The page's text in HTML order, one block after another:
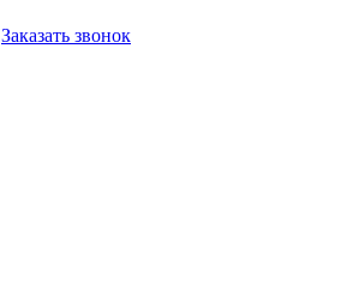
Заказать звонок